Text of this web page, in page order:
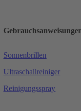
Sonnenbrillen
Ultraschallreiniger
Reinigungsspray